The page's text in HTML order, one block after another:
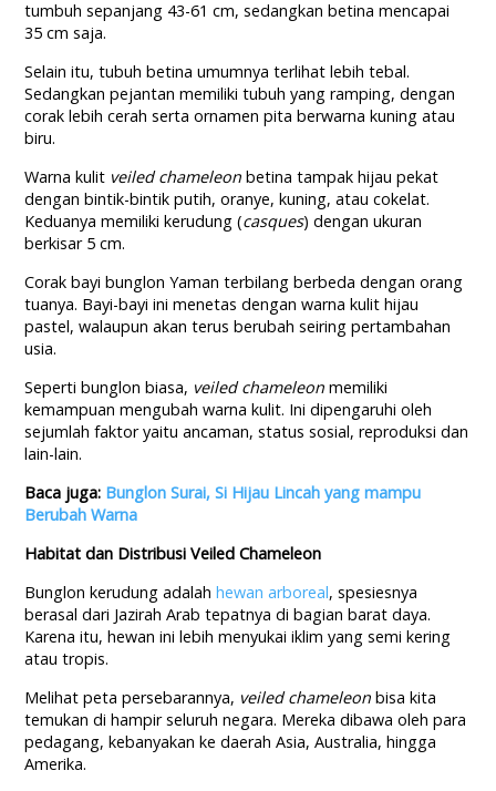
tumbuh sepanjang 43-61 cm, sedangkan betina mencapai
35 cm saja.
Selain itu, tubuh betina umumnya terlihat lebih tebal.
Sedangkan pejantan memiliki tubuh yang ramping, dengan
corak lebih cerah serta ornamen pita berwarna kuning atau
biru.
Warna kulit veiled chameleon betina tampak hijau pekat
dengan bintik-bintik putih, oranye, kuning, atau cokelat.
Keduanya memiliki kerudung (casques) dengan ukuran
berkisar 5 cm.
Corak bayi bunglon Yaman terbilang berbeda dengan orang
tuanya. Bayi-bayi ini menetas dengan warna kulit hijau
pastel, walaupun akan terus berubah seiring pertambahan
usia.
Seperti bunglon biasa, veiled chameleonmemiliki
kemampuan mengubah warna kulit. Ini dipengaruhi oleh
sejumlah faktor yaitu ancaman, status sosial, reproduksi dan
lain-lain.
Baca juga: Bunglon Surai, Si Hijau Lincah yang mampu
Berubah Warna
Habitat dan Distribusi Veiled Chameleon
Bunglon kerudung adalahhewan arboreal, spesiesnya
berasal dari Jazirah Arab tepatnya di bagian barat daya.
Karena itu, hewan ini lebih menyukai iklim yang semi kering
atau tropis.
Melihat peta persebarannya, veiled chameleonbisa kita
temukan di hampir seluruh negara. Mereka dibawa oleh para
pedagang, kebanyakan ke daerah Asia, Australia, hingga
Amerika.